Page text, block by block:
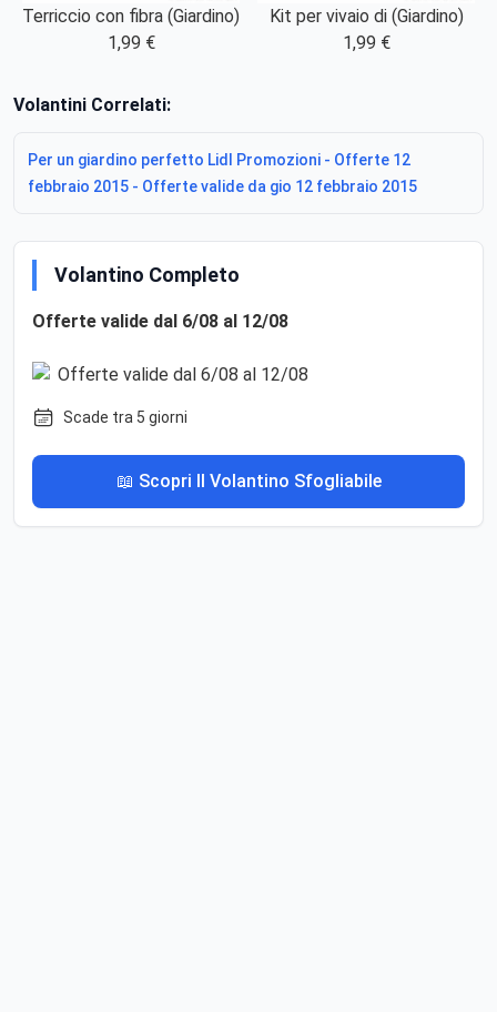
Terriccio con fibra (Giardino)
1,99 €
Kit per vivaio di (Giardino)
1,99 €
Volantini Correlati:
Per un giardino perfetto Lidl Promozioni - Offerte 12
febbraio 2015 - Offerte valide da gio 12 febbraio 2015
Volantino Completo
Offerte valide dal 6/08 al 12/08
Scade tra 5 giorni
📖 Scopri Il Volantino Sfogliabile